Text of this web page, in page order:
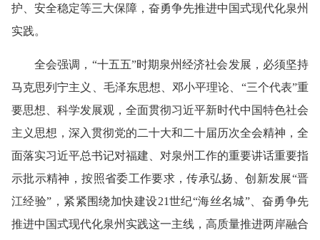
护、安全稳定等三大保障，奋勇争先推进中国式现代化泉州
实践。
全会强调，“十五五”时期泉州经济社会发展，必须坚持
马克思列宁主义、毛泽东思想、邓小平理论、“三个代表”重
要思想、科学发展观，全面贯彻习近平新时代中国特色社会
主义思想，深入贯彻党的二十大和二十届历次全会精神，全
面落实习近平总书记对福建、对泉州工作的重要讲话重要指
示批示精神，按照省委工作要求，传承弘扬、创新发展“晋
江经验”，紧紧围绕加快建设21世纪“海丝名城”、奋勇争先
推进中国式现代化泉州实践这一主线，高质量推进两岸融合